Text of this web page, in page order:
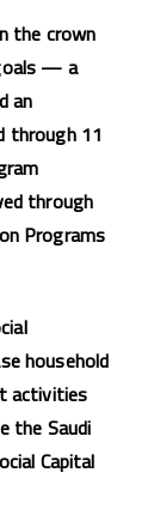
the crown
— a
an
through 11
through
Programs
household
activities
the Saudi
Capital